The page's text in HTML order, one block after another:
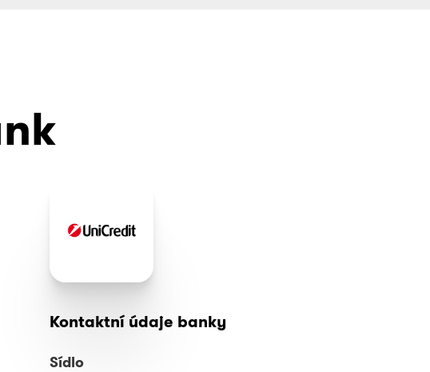
Kontaktní údaje banky
Sídlo